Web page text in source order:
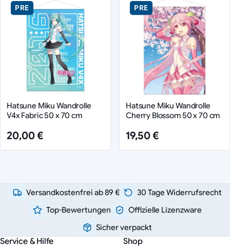
PRE
Hatsune Miku Wandrolle
V4x Fabric 50 x 70 cm
20,00 €
PRE
Hatsune Miku Wandrolle
Cherry Blossom 50 x 70 cm
19,50 €
Versandkostenfrei ab 89 €
30 Tage Widerrufsrecht
Top-Bewertungen
Offizielle Lizenzware
Sicher verpackt
Service & Hilfe Shop